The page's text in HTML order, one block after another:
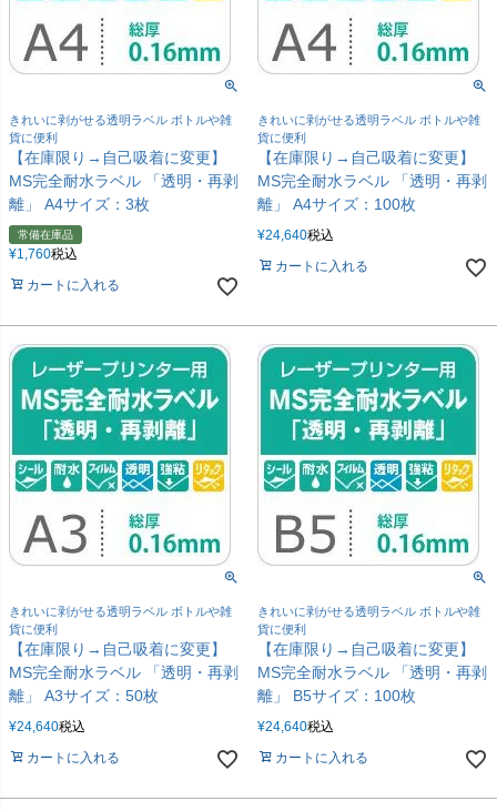
きれいに剥がせる透明ラベル ボトルや雑
貨に便利
【在庫限り→自己吸着に変更】
MS完全耐水ラベル 「透明・再剥
離」 A4サイズ：3枚
常備在庫品
¥1,760税込
カートに入れる
きれいに剥がせる透明ラベル ボトルや雑
貨に便利
【在庫限り→自己吸着に変更】
MS完全耐水ラベル 「透明・再剥
離」 A4サイズ：100枚
¥24,640税込
カートに入れる
きれいに剥がせる透明ラベル ボトルや雑
貨に便利
【在庫限り→自己吸着に変更】
MS完全耐水ラベル 「透明・再剥
離」 A3サイズ：50枚
¥24,640税込
カートに入れる
きれいに剥がせる透明ラベル ボトルや雑
貨に便利
【在庫限り→自己吸着に変更】
MS完全耐水ラベル 「透明・再剥
離」 B5サイズ：100枚
¥24,640税込
カートに入れる